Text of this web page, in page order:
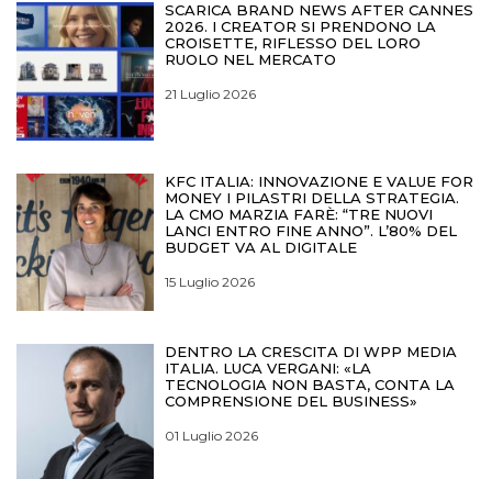
SCARICA BRAND NEWS AFTER CANNES
2026. I CREATOR SI PRENDONO LA
CROISETTE, RIFLESSO DEL LORO
RUOLO NEL MERCATO
21 Luglio 2026
KFC ITALIA: INNOVAZIONE E VALUE FOR
MONEY I PILASTRI DELLA STRATEGIA.
LA CMO MARZIA FARÈ: “TRE NUOVI
LANCI ENTRO FINE ANNO”. L’80% DEL
BUDGET VA AL DIGITALE
15 Luglio 2026
DENTRO LA CRESCITA DI WPP MEDIA
ITALIA. LUCA VERGANI: «LA
TECNOLOGIA NON BASTA, CONTA LA
COMPRENSIONE DEL BUSINESS»
01 Luglio 2026